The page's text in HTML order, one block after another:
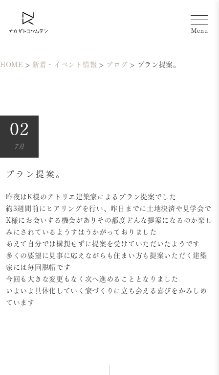
HOME > 新着・イベント情報 > ブログ > プラン提案。
02
7月
プラン提案。
昨夜はK様のアトリエ建築家によるプラン提案でした
約3週間前にヒアリングを行い、昨日までに土地決済や見学会で
K様にお会いする機会がありその都度どんな提案になるのか楽し
みにされているようすはうかがっておりました
あえて自分では構想せずに提案を受けていただいたようです
多くの要望に見事に応えながらも住まい方も提案いただく建築
家には毎回脱帽です
今回も大きな変更もなく次へ進めることとなりました
いよいよ具体化していく家づくりに立ち会える喜びをかみしめ
ています